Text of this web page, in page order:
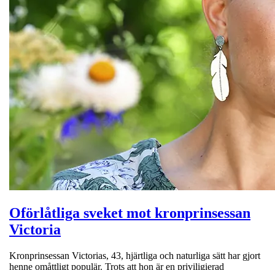
Oförlåtliga sveket mot kronprinsessan
Victoria
Kronprinsessan Victorias, 43, hjärtliga och naturliga sätt har gjort
henne omåttligt populär. Trots att hon är en priviligierad